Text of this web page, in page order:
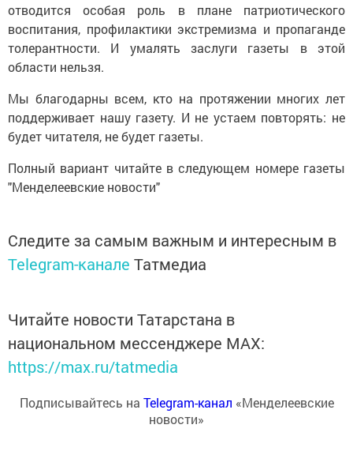
отводится особая роль в плане патриотического
воспитания, профилактики экстремизма и пропаганде
толерантности. И умалять заслуги газеты в этой
области нельзя.
Мы благодарны всем, кто на протяжении многих лет
поддерживает нашу газету. И не устаем повторять: не
будет читателя, не будет газеты.
Полный вариант читайте в следующем номере газеты
"Менделеевские новости"
Следите за самым важным и интересным в
Telegram-канале Татмедиа
Читайте новости Татарстана в
национальном мессенджере MАХ:
https://max.ru/tatmedia
Подписывайтесь на Telegram-канал «Менделеевские
новости»